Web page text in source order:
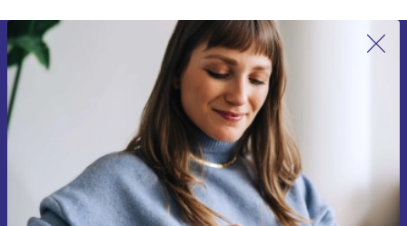
Tilmeld dig vores nyhedsbrev for
første gang og spar 115 kr!
Gå aldrig glip af et tilbud igen.
Anmod om kupon